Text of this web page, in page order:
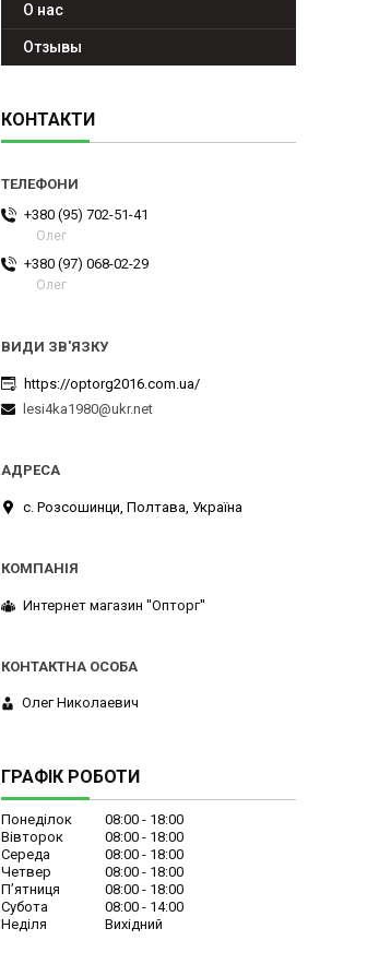
О нас
Отзывы
КОНТАКТИ
+380 (95) 702-51-41
Олег
+380 (97) 068-02-29
Олег
https://optorg2016.com.ua/
lesi4ka1980@ukr.net
с. Розсошинци, Полтава, Україна
Интернет магазин ''Опторг''
Олег Николаевич
ГРАФІК РОБОТИ
Понеділок 08:00
18:00
Вівторок
08:00
18:00
Середа
08:00
18:00
Четвер
08:00
18:00
Пʼятниця
08:00
18:00
Субота
08:00
14:00
Неділя
Вихідний